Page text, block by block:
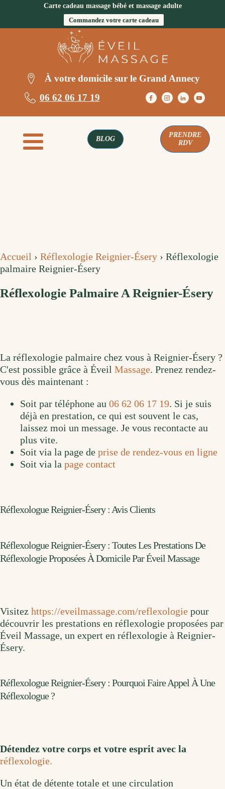
Carte cadeau massage bébé et massage adulte
Commandez votre carte cadeau
À votre domicile sur le Grand Annecy
06 62 06 17 19
BLOG
PRENDRE
RDV
Accueil › Réflexologie Reignier-Ésery › Réflexologie
palmaire Reignier-Ésery
Réflexologie Palmaire A Reignier-Ésery
La réflexologie palmaire chez vous à Reignier-Ésery ?
C'est possible grâce à Éveil Massage. Prenez rendez-
vous dès maintenant :
Soit par téléphone au 06 62 06 17 19. Si je suis
déjà en prestation, ce qui est souvent le cas,
laissez moi un message. Je vous recontacte au
plus vite.
Soit via la page de prise de rendez-vous en ligne
Soit via la page contact
Réflexologue Reignier-Ésery : Avis Clients
Réflexologue Reignier-Ésery : Toutes Les Prestations De
Réflexologie Proposées À Domicile Par Éveil Massage
Visitez https://eveilmassage.com/reflexologie pour
découvrir les prestations en réflexologie proposées par
Éveil Massage, un expert en réflexologie à Reignier-
Ésery.
Réflexologue Reignier-Ésery : Pourquoi Faire Appel À Une
Réflexologue ?
Détendez votre corps et votre esprit avec la
réflexologie.
Un état de détente totale et une circulation